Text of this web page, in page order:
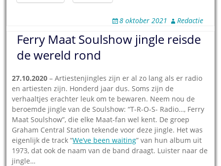
8 oktober 2021 Redactie
Ferry Maat Soulshow jingle reisde
de wereld rond
27.10.2020 – Artiestenjingles zijn er al zo lang als er radio
en artiesten zijn. Honderd jaar dus. Soms zijn de
verhaaltjes erachter leuk om te bewaren. Neem nou de
beroemde jingle van de Soulshow: “T-R-O-S- Radio…, Ferry
Maat Soulshow”, die elke Maat-fan wel kent. De groep
Graham Central Station tekende voor deze jingle. Het was
eigenlijk de track “We’ve been waiting” van hun album uit
1973, dat ook de naam van de band draagt. Luister naar de
jingle…